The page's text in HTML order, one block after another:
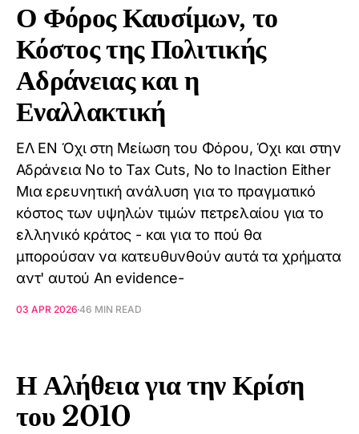
Ο Φόρος Καυσίμων, το
Κόστος της Πολιτικής
Αδράνειας και η
Εναλλακτική
ΕΛ EN Όχι στη Μείωση του Φόρου, Όχι και στην
Αδράνεια No to Tax Cuts, No to Inaction Either
Μια ερευνητική ανάλυση για το πραγματικό
κόστος των υψηλών τιμών πετρελαίου για το
ελληνικό κράτος - και για το πού θα
μπορούσαν να κατευθυνθούν αυτά τα χρήματα
αντ' αυτού An evidence-
03 APR 2026 46 MIN READ
Η Αλήθεια για την Κρίση
του 2010